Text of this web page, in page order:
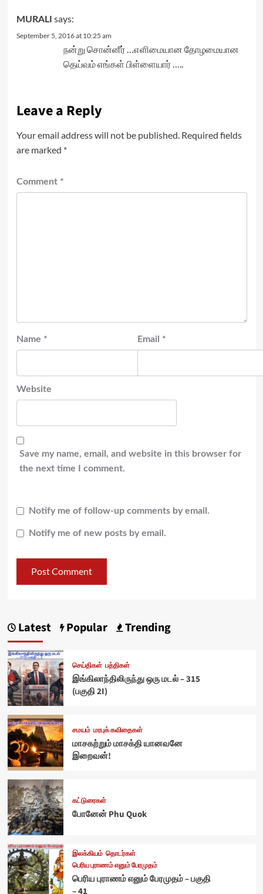
MURALI says:
September 5, 2016 at 10:25 am
நன்று சொன்னீர் …எளிமையான தோழமையான
தெய்வம் எங்கள் பிள்ளையார் …..
Leave a Reply
Your email address will not be published. Required fields
are marked *
Comment *
Name * Email *
Website
Save my name, email, and website in this browser for
the next time I comment.
Notify me of follow-up comments by email.
Notify me of new posts by email.
Latest Popular Trending
செய்திகள் பத்திகள்
இங்கிலாந்திலிருந்து ஒரு மடல் – 315
(பகுதி 2I)
சமயம் மரபுக் கவிதைகள்
மாசகற்றும் மாசக்தி யானவனே
இறைவன்!
கட்டுரைகள்
போனேன் Phu Quok
இலக்கியம் தொடர்கள்
பெரிய புராணம் எனும் பேரமுதம்
பெரிய புராணம் எனும் பேரமுதம் – பகுதி
– 41